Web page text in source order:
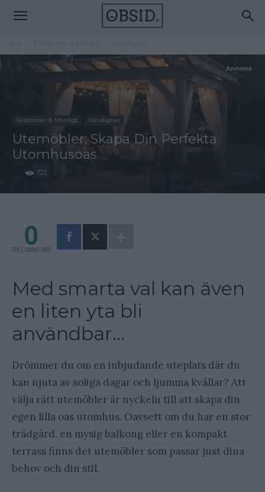
Relationer & Manligt Händighet
Utemöbler: Skapa Din Perfekta
Utomhusoas
722
0
DELNINGAR
Med smarta val kan även
en liten yta bli
användbar…
Drömmer du om en inbjudande uteplats där du
kan njuta av soliga dagar och ljumma kvällar? Att
välja rätt utemöbler är nyckeln till att skapa din
egen lilla oas utomhus. Oavsett om du har en stor
trädgård, en mysig balkong eller en kompakt
terrass finns det utemöbler som passar just dina
behov och din stil.